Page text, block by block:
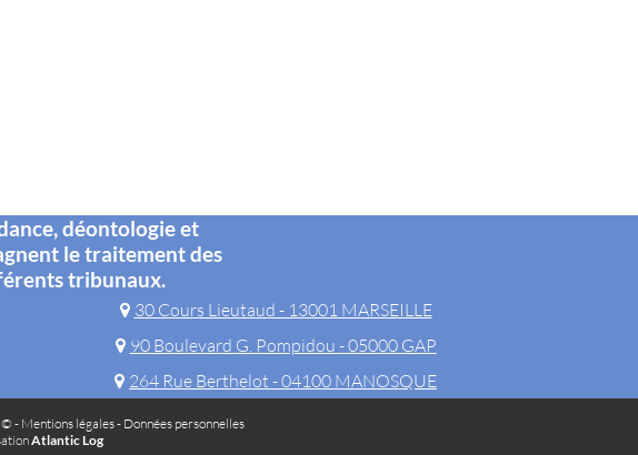
déontologie et
le traitement des
tribunaux.
30 Cours Lieutaud - 13001 MARSEILLE
90 Boulevard G. Pompidou - 05000 GAP
264 Rue Berthelot - 04100 MANOSQUE
© - Mentions légales- Données personnelles
Atlantic Log